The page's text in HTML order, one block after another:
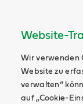
Website-
Wir verwenden
Website zu
verwalten“
auf „Cookie-